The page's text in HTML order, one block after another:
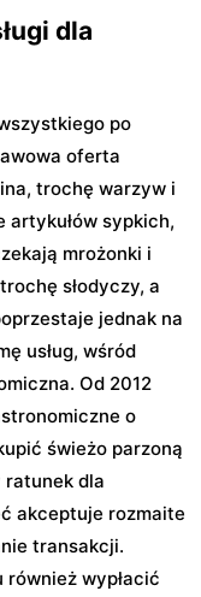
dla
po
oferta
trochę warzyw i
artykułów sypkich,
mrożonki i
słodyczy, a
jednak na
usług, wśród
Od 2012
o
świeżo parzoną
ratunek dla
akceptuje rozmaite
transakcji.
wypłacić